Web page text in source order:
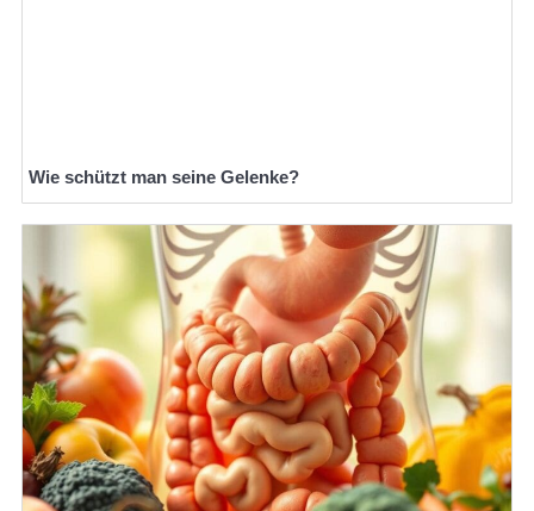
Wie schützt man seine Gelenke?